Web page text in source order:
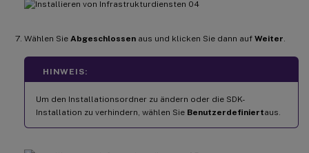
Wählen Sie Abgeschlossen aus und klicken Sie dann auf Weiter
HINWEIS:
Um den Installationsordner zu ändern oder die SDK-
Installation zu verhindern, wählen Sie Benutzerdefiniertaus.